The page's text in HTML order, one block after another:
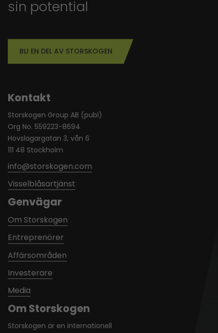
sin potential
BLI EN DEL AV STORSKOGEN
Om Storskogen
Storskogen är en internationell
Kontakt
Storskogen Group AB (publ)
Org No. 559223-8694
Hovslagargatan 3, vån 6
111 48 Stockholm
info@storskogen.com
Visselblåsartjänst
Genvägar
Om Storskogen
Entreprenörer
Affärsområden
Investerare
Media